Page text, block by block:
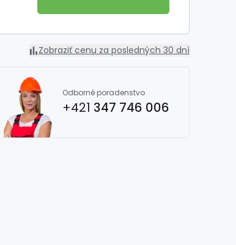
Zobraziť cenu za posledných 30 dní
Odborné poradenstvo
+421 347 746 006